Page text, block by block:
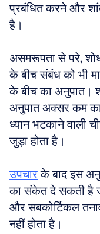
प्रबंधित करने और
है।
असमरूपता से परे,
के बीच संबंध को भी
के बीच का अनुपात।
अनुपात अक्सर कम
ध्यान भटकाने वाली
जुड़ा होता है।
उपचार के बाद इस
का संकेत दे सकती है
और सबकोर्टिकल
नहीं होता है।